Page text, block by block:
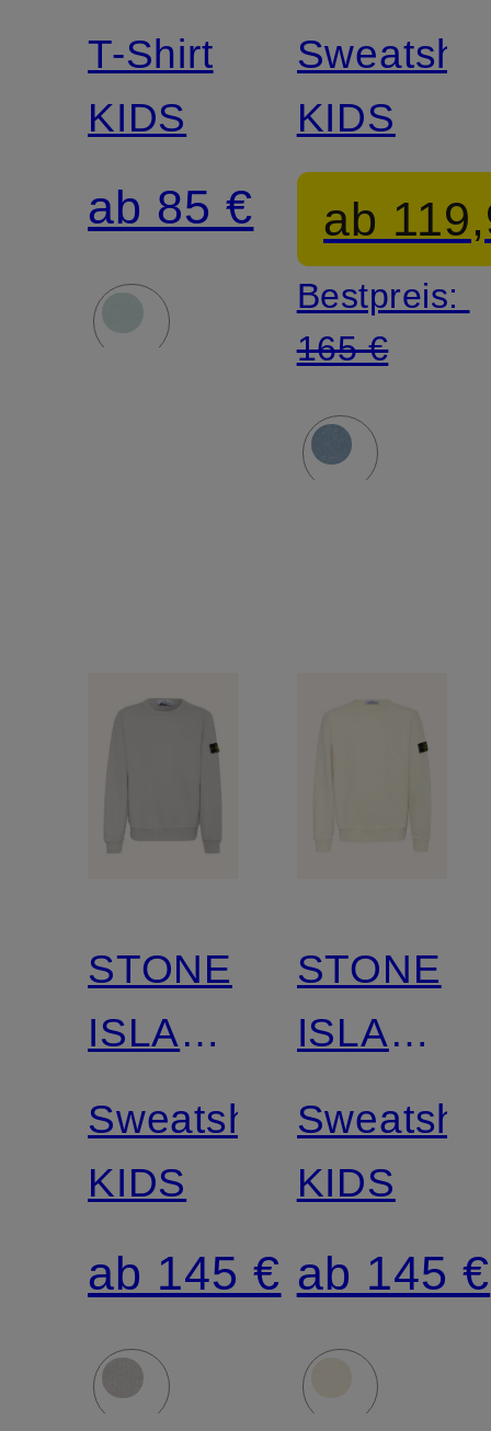
JUNIOR
T-Shirt
KIDS
ab 85 €
JUNIOR
KIDS
ab
Bestpreis:
165 €
STONE
ISLAND
JUNIOR
Sweatshirt
KIDS
ab 145 €
STONE
ISLAND
JUNIOR
KIDS
ab 145 €